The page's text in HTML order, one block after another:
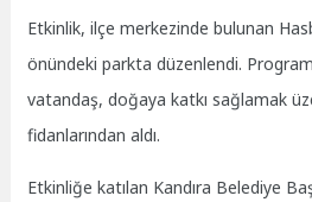
Etkinlik, ilçe merkezinde bulunan
önündeki parkta düzenlendi.
vatandaş, doğaya katkı sağlamak
fidanlarından aldı.
Etkinliğe katılan Kandıra Belediye